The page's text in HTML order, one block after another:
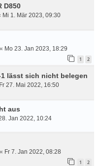
D850
Mi 1. Mär 2023, 09:30
« Mo 23. Jan 2023, 18:29
1 2
lässt sich nicht belegen
Fr 27. Mai 2022, 16:50
aus
Jan 2022, 10:24
« Fr 7. Jan 2022, 08:28
1 2